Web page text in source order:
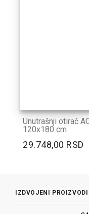
Unutrašnji otirač
120x180 cm
29.748,00 RSD
IZDVOJENI PROIZVODI